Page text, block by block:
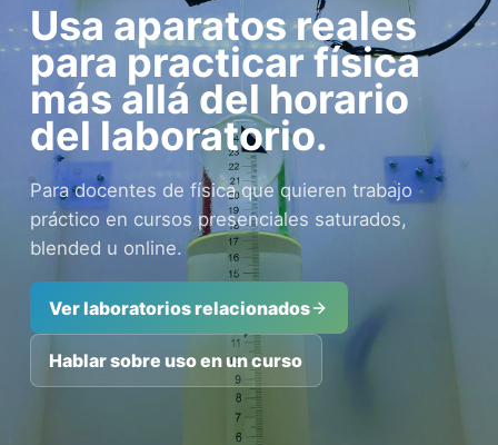
Usa aparatos reales
para practicar física
más allá del horario
del laboratorio.
Para docentes de física que quieren trabajo
práctico en cursos presenciales saturados,
blended u online.
Ver laboratorios relacionados
Hablar sobre uso en un curso